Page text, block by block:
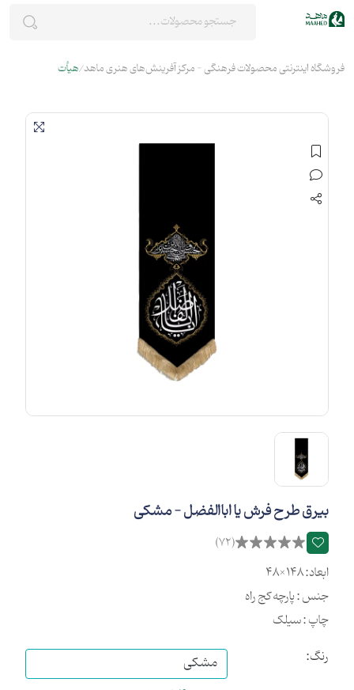
فروشگاه اینترنتی محصولات فرهنگی - مرکز آفرینش‌های هنری ماهد هیأت
بیرق طرح فرش یا اباالفضل - مشکی
(72)
ابعاد: 148×48
جنس : پارچه کج راه
چاپ : سیلک
رنگ: